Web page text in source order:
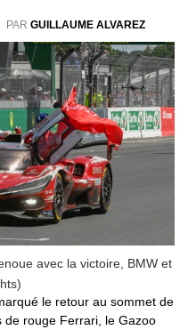
PAR GUILLAUME ALVAREZ
avec la victoire, BMW et
le retour au sommet de
de rouge Ferrari, le Gazoo